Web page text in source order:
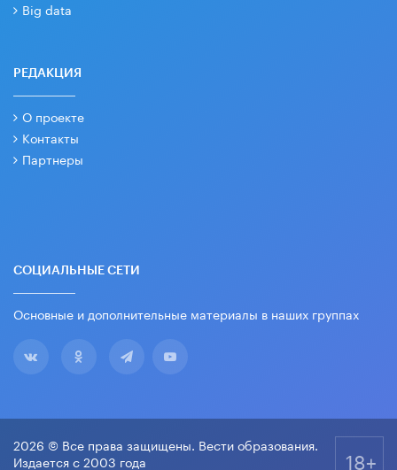
Big data
РЕДАКЦИЯ
О проекте
Контакты
Партнеры
СОЦИАЛЬНЫЕ СЕТИ
Основные и дополнительные материалы в наших группах
2026 © Все права защищены. Вести образования.
Издается с 2003 года
18+